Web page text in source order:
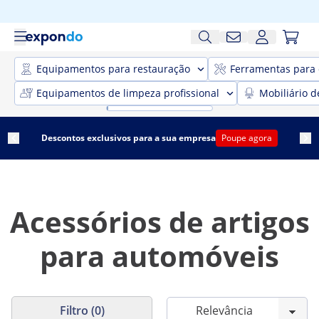
Equipamentos para restauração
Ferramentas para
Equipamentos de limpeza profissional
Mobiliário
Descontos exclusivos para a sua empresa Poupe agora
Acessórios de artigos
para automóveis
Filtro (0)